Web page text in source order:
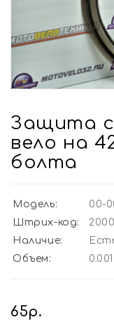
Защита
вело на
болта
Модель:
00-
Штрих-код:
Наличие:
Объем:
65р.